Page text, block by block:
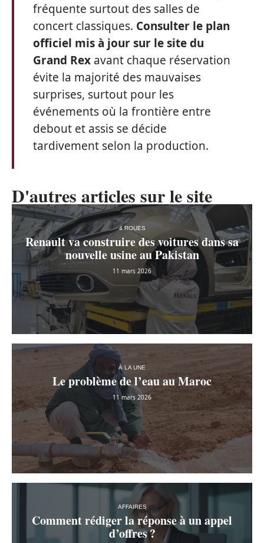
fréquente surtout des salles de
concert classiques. Consulter le plan
officiel mis à jour sur le site du
Grand Rex avant chaque réservation
évite la majorité des mauvaises
surprises, surtout pour les
événements où la frontière entre
debout et assis se décide
tardivement selon la production.
D'autres articles sur le site
4 ROUES
Renault va construire des voitures dans sa
nouvelle usine au Pakistan
11 mars 2026
À LA UNE
Le problème de l’eau au Maroc
11 mars 2026
AFFAIRES
Comment rédiger la réponse à un appel
d’offres ?